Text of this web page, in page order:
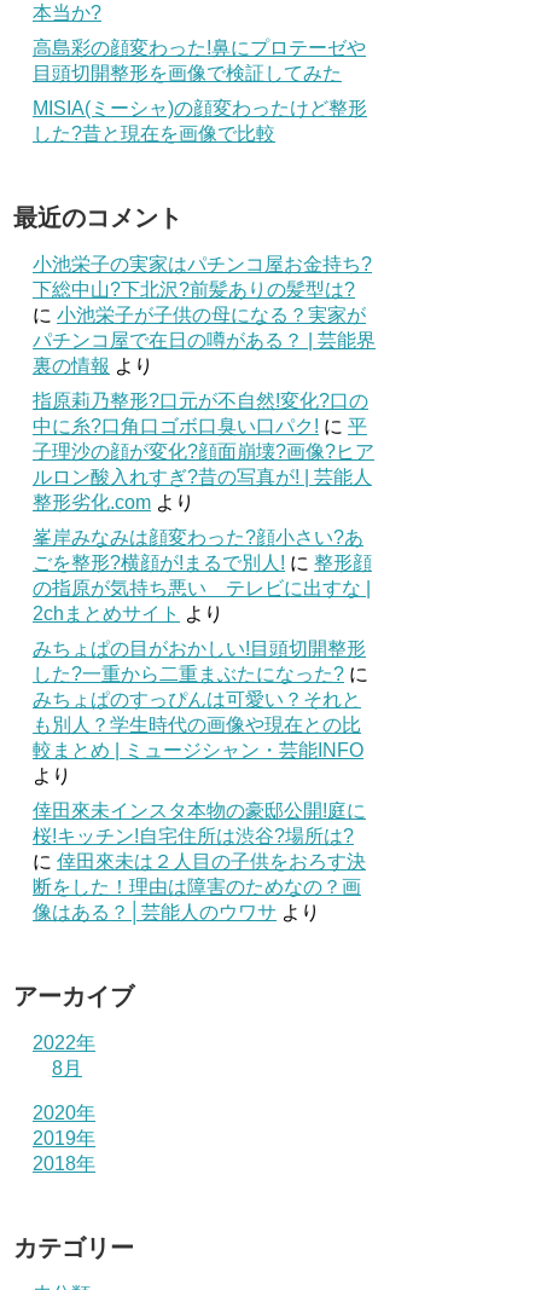
本当か?
高島彩の顔変わった!鼻にプロテーゼや
目頭切開整形を画像で検証してみた
MISIA(ミーシャ)の顔変わったけど整形
した?昔と現在を画像で比較
最近のコメント
小池栄子の実家はパチンコ屋お金持ち?
下総中山?下北沢?前髪ありの髪型は?
に 小池栄子が子供の母になる？実家が
パチンコ屋で在日の噂がある？ | 芸能界
裏の情報 より
指原莉乃整形?口元が不自然!変化?口の
中に糸?口角口ゴボ口臭い口パク! に 平
子理沙の顔が変化?顔面崩壊?画像?ヒア
ルロン酸入れすぎ?昔の写真が! | 芸能人
整形劣化.com より
峯岸みなみは顔変わった?顔小さい?あ
ごを整形?横顔が!まるで別人! に 整形顔
の指原が気持ち悪い テレビに出すな |
2chまとめサイト より
みちょぱの目がおかしい!目頭切開整形
した?一重から二重まぶたになった? に
みちょぱのすっぴんは可愛い？それと
も別人？学生時代の画像や現在との比
較まとめ | ミュージシャン・芸能INFO
より
倖田來未インスタ本物の豪邸公開!庭に
桜!キッチン!自宅住所は渋谷?場所は?
に 倖田來未は２人目の子供をおろす決
断をした！理由は障害のためなの？画
像はある？│芸能人のウワサ より
アーカイブ
2022年
8月
2020年
2019年
2018年
カテゴリー